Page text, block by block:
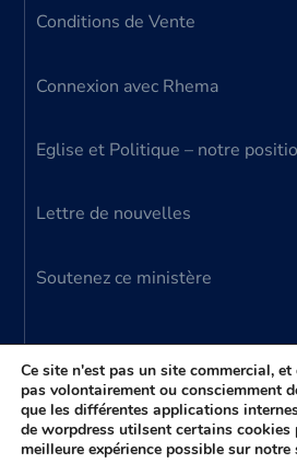
Conditions de Vente
Connexion avec Rhema
Eglise et Politique – notre
Lettre de nouvelles
Soutenez ce ministère
© 2024 Ministère Parole
réservés
Ce site n'est pas un site commercial,
pas volontairement ou consciemment
que les différentes applications
de worpdress utilsent certains
meilleure expérience possible sur notre